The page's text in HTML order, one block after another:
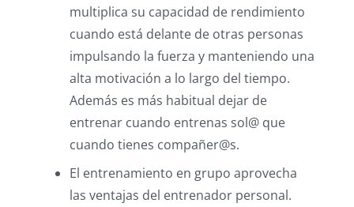
multiplica su capacidad de rendimiento
cuando está delante de otras personas
impulsando la fuerza y manteniendo una
alta motivación a lo largo del tiempo.
Además es más habitual dejar de
entrenar cuando entrenas sol@ que
cuando tienes compañer@s.
El entrenamiento en grupo aprovecha
las ventajas del entrenador personal.